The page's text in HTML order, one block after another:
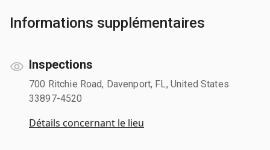
Informations supplémentaires
Inspections
700 Ritchie Road, Davenport, FL, United States
33897-4520
Détails concernant le lieu